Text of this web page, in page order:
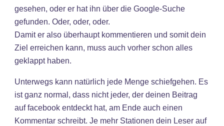
gesehen, oder er hat ihn über die Google-Suche
gefunden. Oder, oder, oder.
Damit er also überhaupt kommentieren und somit dein
Ziel erreichen kann, muss auch vorher schon alles
geklappt haben.
Unterwegs kann natürlich jede Menge schiefgehen. Es
ist ganz normal, dass nicht jeder, der deinen Beitrag
auf facebook entdeckt hat, am Ende auch einen
Kommentar schreibt. Je mehr Stationen dein Leser auf